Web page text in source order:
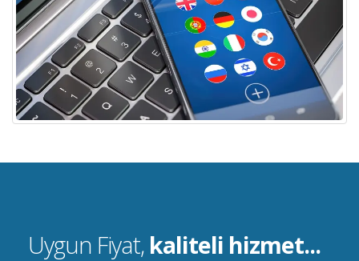
Uygun Fiyat, kaliteli hizmet...